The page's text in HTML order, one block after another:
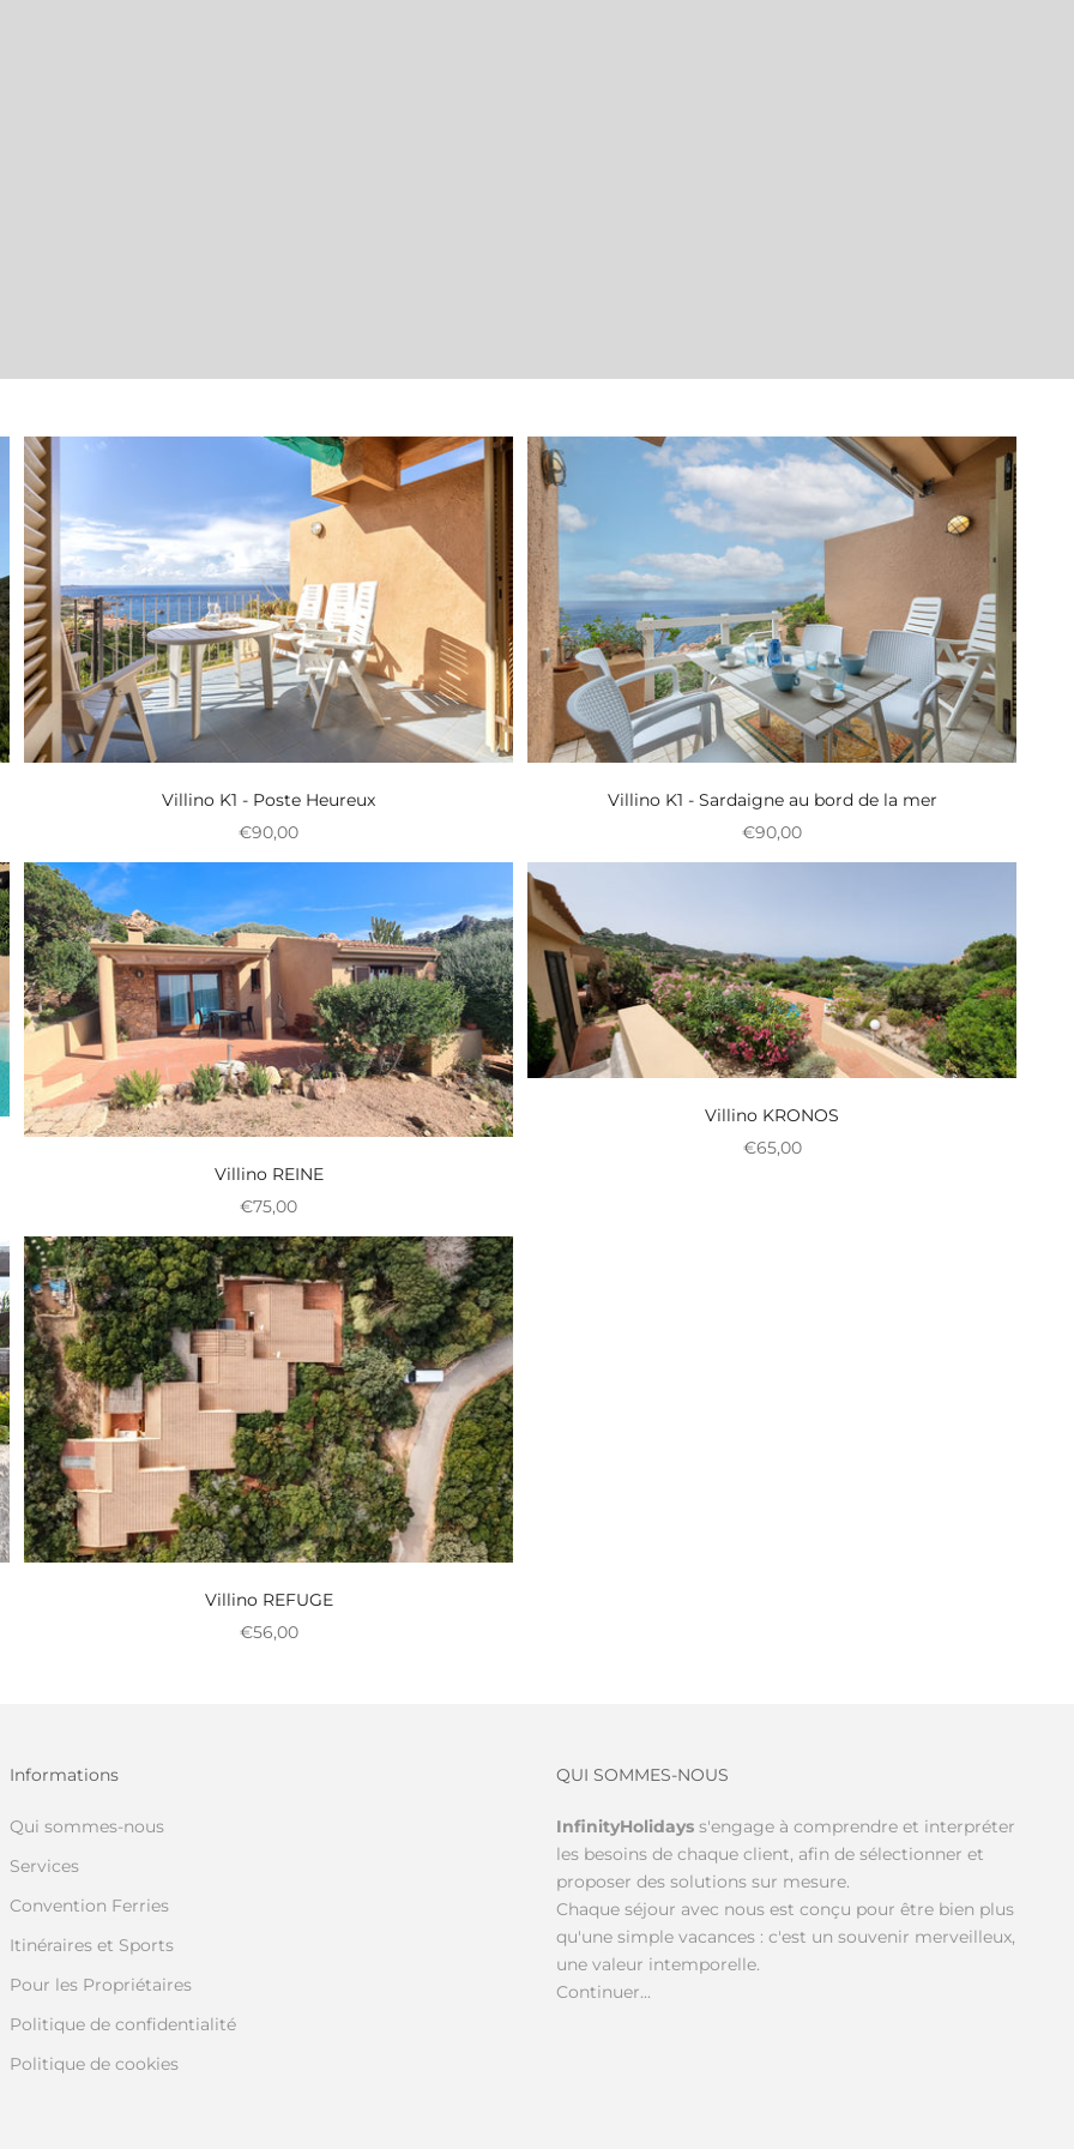
Villino K1 - Poste Heureux
Prix réduit
€90,00
Villino K1 - Sardaigne au bord de la mer
Prix réduit
€90,00
Villino REINE
Prix réduit
€75,00
Villino KRONOS
Prix réduit
€65,00
Villino REFUGE
Prix réduit
€56,00
Informations
Qui sommes-nous
Services
Convention Ferries
Itinéraires et Sports
Pour les Propriétaires
Politique de confidentialité
Politique de cookies
QUI SOMMES-NOUS
InfinityHolidays s'engage à comprendre et interpréter
les besoins de chaque client, afin de sélectionner et
proposer des solutions sur mesure.
Chaque séjour avec nous est conçu pour être bien plus
qu'une simple vacances : c'est un souvenir merveilleux,
une valeur intemporelle.
Continuer...